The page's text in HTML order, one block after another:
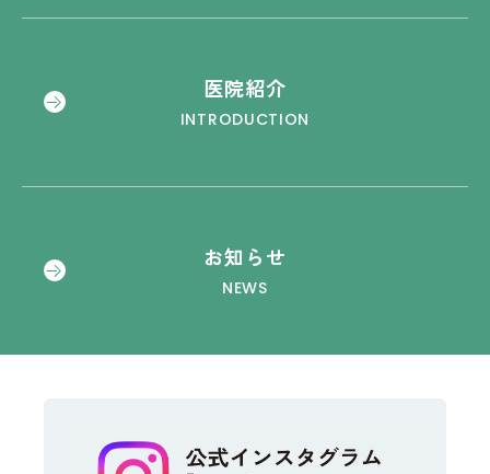
医院紹介
INTRODUCTION
お知らせ
NEWS